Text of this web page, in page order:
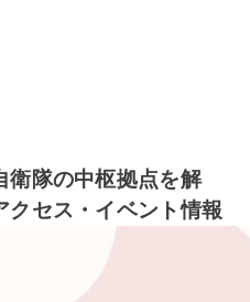
衛隊の中枢拠点を解
クセス・イベント情報